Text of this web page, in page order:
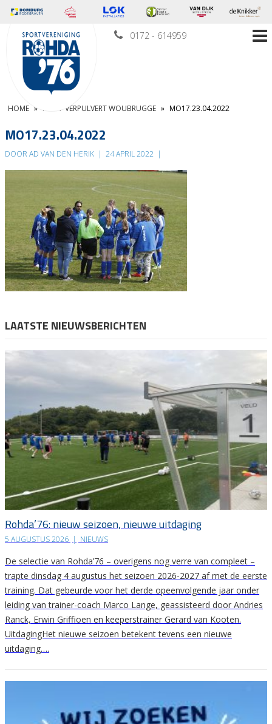
0172 - 614959
HOME » MO17 VERPULVERT WOUBRUGGE » MO17.23.04.2022
MO17.23.04.2022
DOOR AD VAN DEN HERIK | 24 APRIL 2022 |
LAATSTE NIEUWSBERICHTEN
Rohda’76: nieuw seizoen, nieuwe uitdaging
5 AUGUSTUS 2026 | NIEUWS
De selectie van Rohda’76 – overigens nog verre van compleet –
trapte dinsdag 4 augustus het seizoen 2026-2027 af met de eerste
training. Dat gebeurde voor het derde opeenvolgende jaar onder
leiding van trainer-coach Marco Lange, geassisteerd door Andries
Ranck, Erwin Griffioen en keeperstrainer Gerard van Kooten.
UitdagingHet nieuwe seizoen betekent tevens een nieuwe
uitdaging….